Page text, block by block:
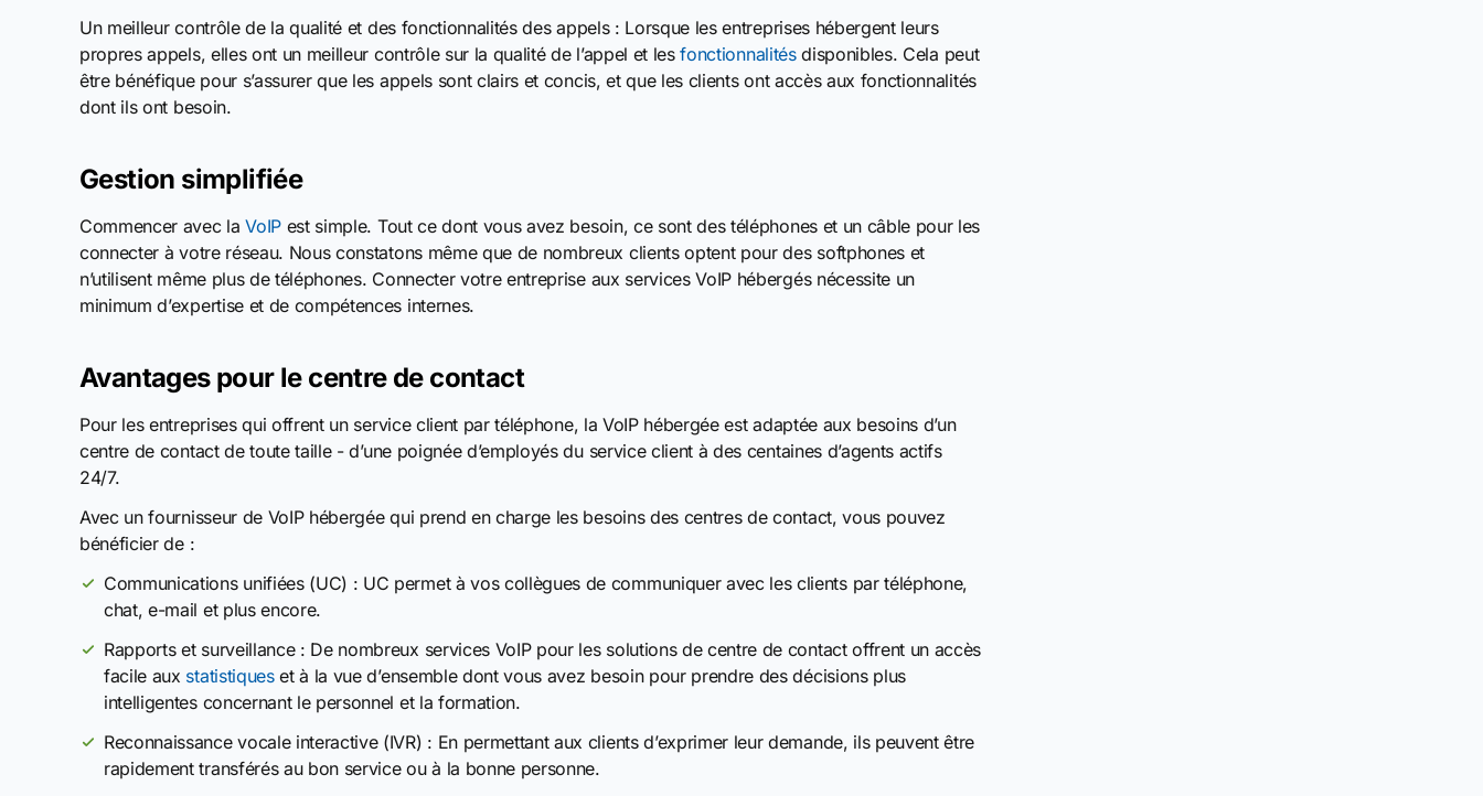
Un meilleur contrôle de la qualité et des fonctionnalités des appels : Lorsque les entreprises hébergent leurs
propres appels, elles ont un meilleur contrôle sur la qualité de l’appel et lesfonctionnalitésdisponibles. Cela peut
être bénéfique pour s’assurer que les appels sont clairs et concis, et que les clients ont accès aux fonctionnalités
dont ils ont besoin.
Gestion simplifiée
Commencer avec laVoIPest simple. Tout ce dont vous avez besoin, ce sont des téléphones et un câble pour les
connecter à votre réseau. Nous constatons même que de nombreux clients optent pour des softphones et
n’utilisent même plus de téléphones. Connecter votre entreprise aux services VoIP hébergés nécessite un
minimum d’expertise et de compétences internes.
Avantages pour le centre de contact
Pour les entreprises qui offrent un service client par téléphone, la VoIP hébergée est adaptée aux besoins d’un
centre de contact de toute taille - d’une poignée d’employés du service client à des centaines d’agents actifs
24/7.
Avec un fournisseur de VoIP hébergée qui prend en charge les besoins des centres de contact, vous pouvez
bénéficier de :
Communications unifiées (UC) : UC permet à vos collègues de communiquer avec les clients par téléphone,
chat, e-mail et plus encore.
Rapports et surveillance : De nombreux services VoIP pour les solutions de centre de contact offrent un accès
facile aux statistiqueset à la vue d’ensemble dont vous avez besoin pour prendre des décisions plus
intelligentes concernant le personnel et la formation.
Reconnaissance vocale interactive (IVR) : En permettant aux clients d’exprimer leur demande, ils peuvent être
rapidement transférés au bon service ou à la bonne personne.